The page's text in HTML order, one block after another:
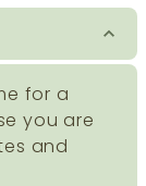
for a
you are
and